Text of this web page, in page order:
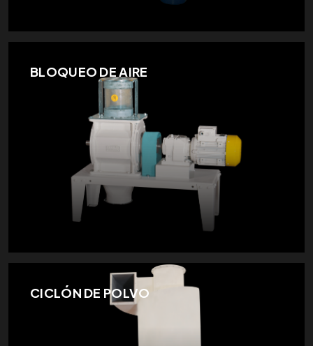
BLOQUEO DE AIRE
CICLÓN DE POLVO